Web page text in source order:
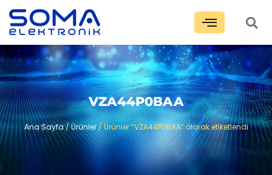
VZA44P0BAA
Ana Sayfa/Ürünler/ Ürünler “VZA44P0BAA” olarak etiketlendi